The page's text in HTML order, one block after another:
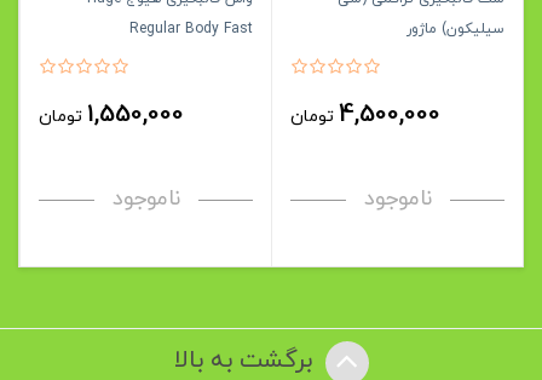
سیلیکون) ماژور
4,500,000 تومان
ناموجود
Regular Body Fast
1,550,000 تومان
ناموجود
برگشت به بالا